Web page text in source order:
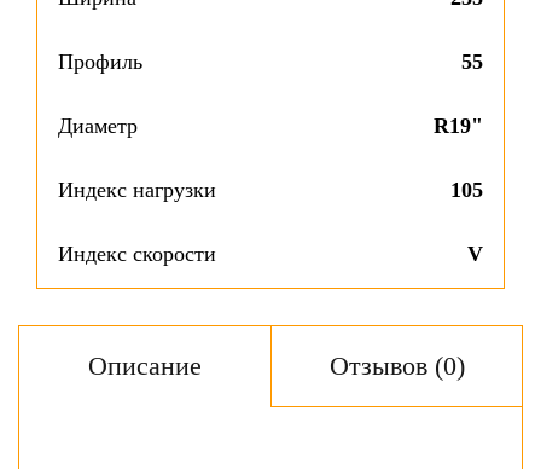
Профиль 55
Диаметр R19"
Индекс нагрузки 105
Индекс скорости V
Описание Отзывов (0)